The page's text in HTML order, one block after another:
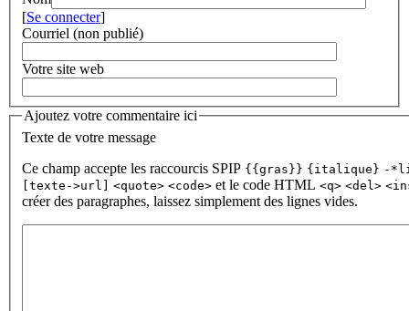
[Se connecter]
Courriel (non publié)
Votre site web
Ajoutez votre commentaire ici
Texte de votre message
Ce champ accepte les raccourcis SPIP {{gras}} {italique} -
[texte->url] <quote> <code> et le code HTML <q> <del>
créer des paragraphes, laissez simplement des lignes vides.